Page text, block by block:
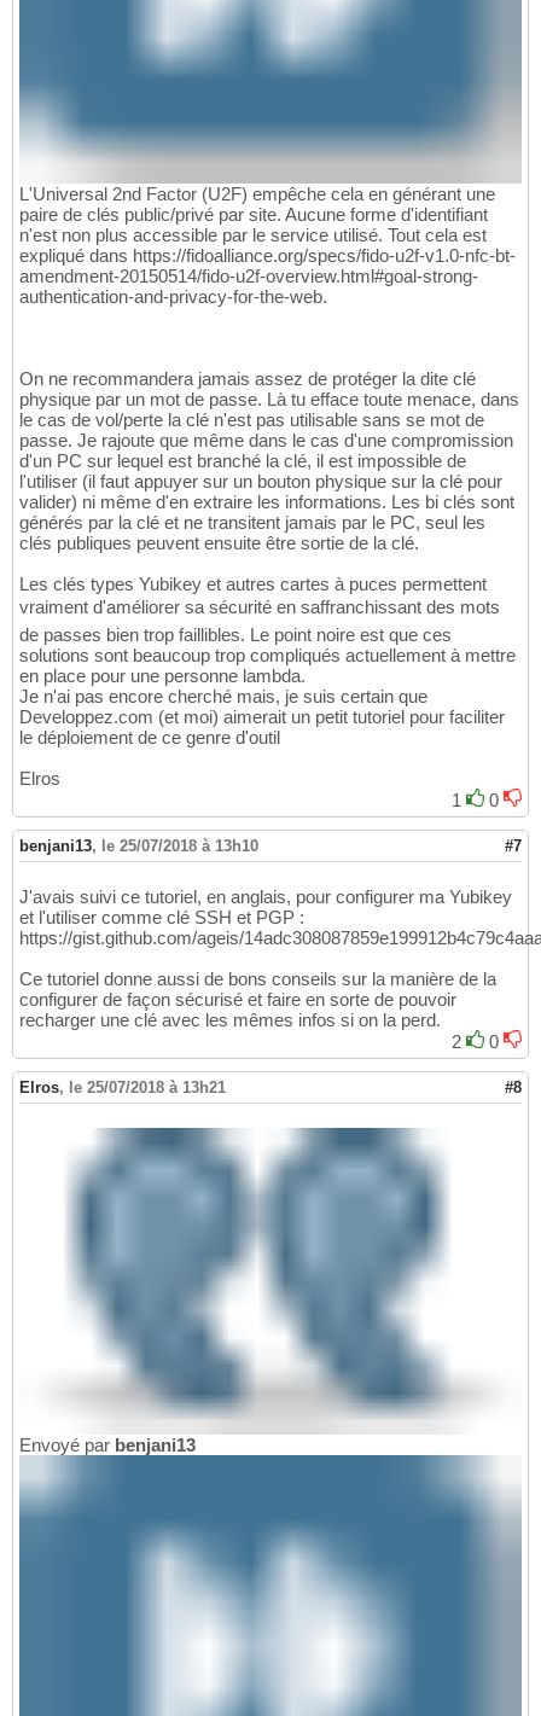
L'Universal 2nd Factor (U2F) empêche cela en générant une
paire de clés public/privé par site. Aucune forme d'identifiant
n'est non plus accessible par le service utilisé. Tout cela est
expliqué dans https://fidoalliance.org/specs/fido-u2f-v1.0-nfc-bt-
amendment-20150514/fido-u2f-overview.html#goal-strong-
authentication-and-privacy-for-the-web.
On ne recommandera jamais assez de protéger la dite clé
physique par un mot de passe. Là tu efface toute menace, dans
le cas de vol/perte la clé n'est pas utilisable sans se mot de
passe. Je rajoute que même dans le cas d'une compromission
d'un PC sur lequel est branché la clé, il est impossible de
l'utiliser (il faut appuyer sur un bouton physique sur la clé pour
valider) ni même d'en extraire les informations. Les bi clés sont
générés par la clé et ne transitent jamais par le PC, seul les
clés publiques peuvent ensuite être sortie de la clé.
Les clés types Yubikey et autres cartes à puces permettent
vraiment d'améliorer sa sécurité en saffranchissant des mots
de passes bien trop faillibles. Le point noire est que ces
solutions sont beaucoup trop compliqués actuellement à mettre
en place pour une personne lambda.
Je n'ai pas encore cherché mais, je suis certain que
Developpez.com (et moi) aimerait un petit tutoriel pour faciliter
le déploiement de ce genre d'outil
Elros
1
0
benjani13, le 25/07/2018 à 13h10 #7
J'avais suivi ce tutoriel, en anglais, pour configurer ma Yubikey
et l'utiliser comme clé SSH et PGP :
https://gist.github.com/ageis/
Ce tutoriel donne aussi de bons conseils sur la manière de la
configurer de façon sécurisé et faire en sorte de pouvoir
recharger une clé avec les mêmes infos si on la perd.
2
0
Elros, le 25/07/2018 à 13h21 #8
Envoyé par benjani13